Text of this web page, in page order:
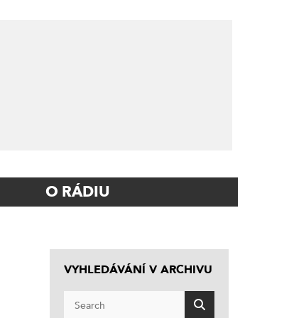
O RÁDIU
VYHLEDÁVÁNÍ V ARCHIVU